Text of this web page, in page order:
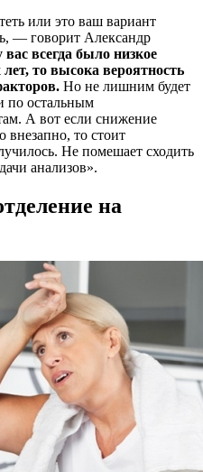
или это ваш вариант
— говорит Александр
вас всегда было низкое
то высока вероятность
Но не лишним будет
по остальным
А вот если снижение
внезапно, то стоит
Не помешает сходить
анализов».
на